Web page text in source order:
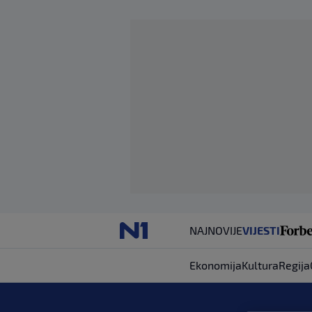
NAJNOVIJEVIJESTI
EkonomijaKulturaRegija